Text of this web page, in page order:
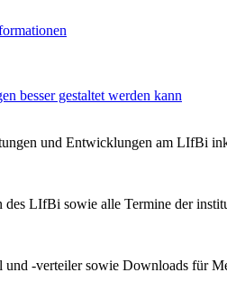
besser gestaltet werden kann
und Entwicklungen am LIfBi
des LIfBi sowie alle Termine der
und -verteiler sowie Downloads für